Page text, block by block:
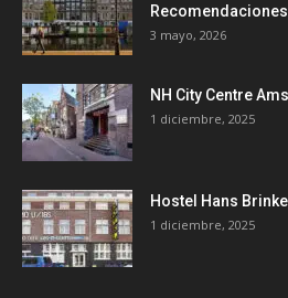
3 mayo, 2026
NH City Centre
1 diciembre, 2025
Hostel Hans
1 diciembre, 2025